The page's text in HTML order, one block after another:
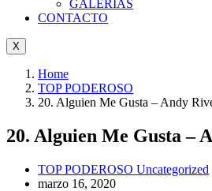
GALERÍAS
CONTACTO
X
Home
TOP PODEROSO
20. Alguien Me Gusta – Andy
20. Alguien Me Gusta –
TOP PODEROSO Uncategorized
marzo 16, 2020